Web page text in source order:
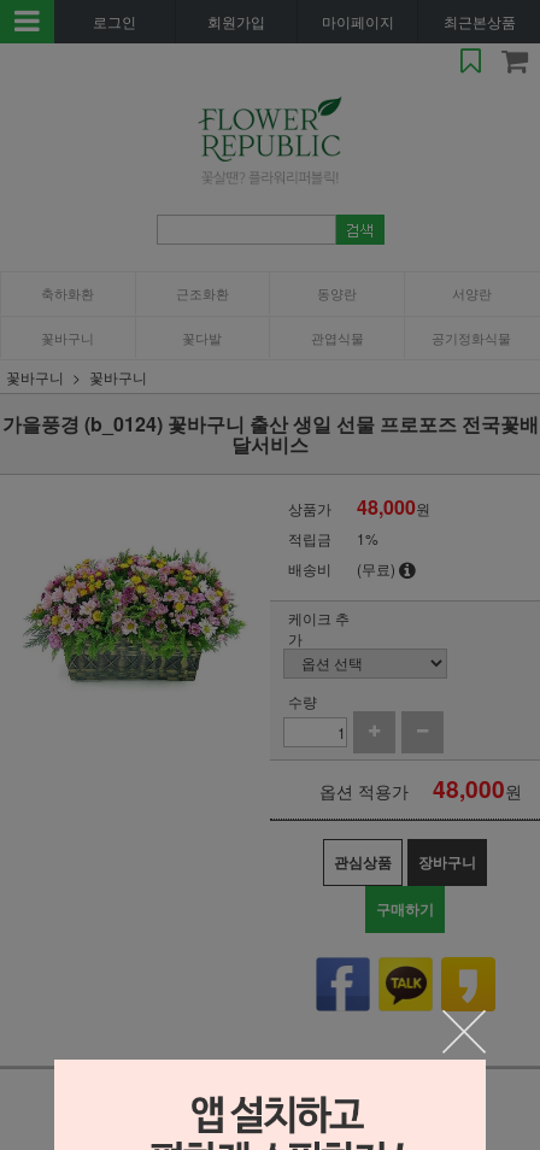
로그인 회원가입 마이페이지 최근본상품
축하화환 근조화환 동양란 서양란
꽃바구니 꽃다발 관엽식물 공기정화식물
꽃바구니 꽃바구니
가을풍경 (b_0124) 꽃바구니 출산 생일 선물 프로포즈 전국꽃배
달서비스
상품가 48,000원
적립금
1%
배송비
(무료)
케이크 추
가
수량
옵션 적용가 48,000원
관심상품 장바구니
구매하기
상세정보 새창 열기